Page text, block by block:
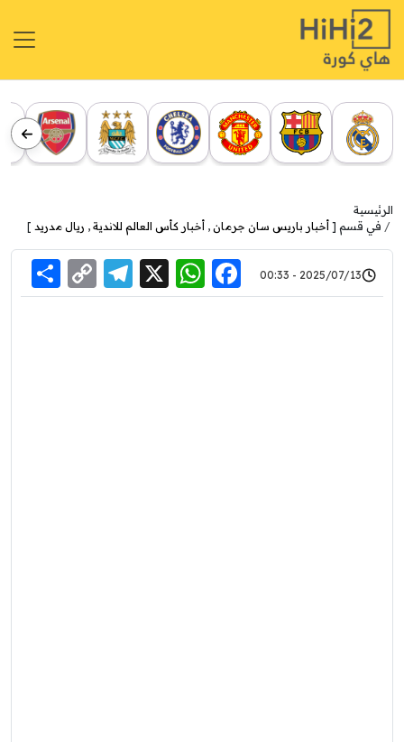
الرئيسية
في قسم [ أخبار باريس سان جرمان , أخبار كأس العالم للاندية , ريال مدريد ]
2025/07/13 - 00:33
Facebook
WhatsApp
X
Link